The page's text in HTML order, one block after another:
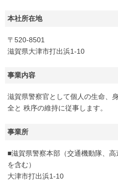
本社所在地
〒520-8501
滋賀県大津市打出浜1-10
事業内容
滋賀県警察官として個人の生命、
全と 秩序の維持に従事します。
事業所
■滋賀県警察本部（交通機動隊、
を含む）
大津市打出浜1-10